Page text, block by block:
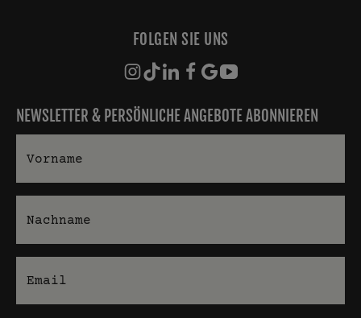
FOLGEN SIE UNS
NEWSLETTER & PERSÖNLICHE ANGEBOTE ABONNIEREN